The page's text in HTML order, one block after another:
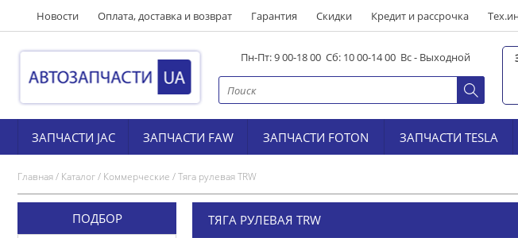
Новости Оплата, доставка и возврат Гарантия Скидки Кредит и рассрочка
Пн-Пт: 9 00-18 00 Сб: 10 00-14 00 Вс - Выходной
ЗАПЧАСТИ JAC ЗАПЧАСТИ FAW ЗАПЧАСТИ FOTON ЗАПЧАСТИ TESLA
Главная/ Каталог/ Коммерческие /Тяга рулевая TRW
ПОДБОР ТЯГА РУЛЕВАЯ TRW